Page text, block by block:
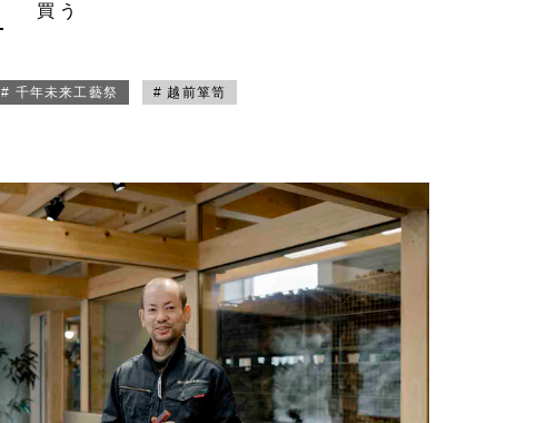
買う
# 千年未来工藝祭 # 越前箪笥